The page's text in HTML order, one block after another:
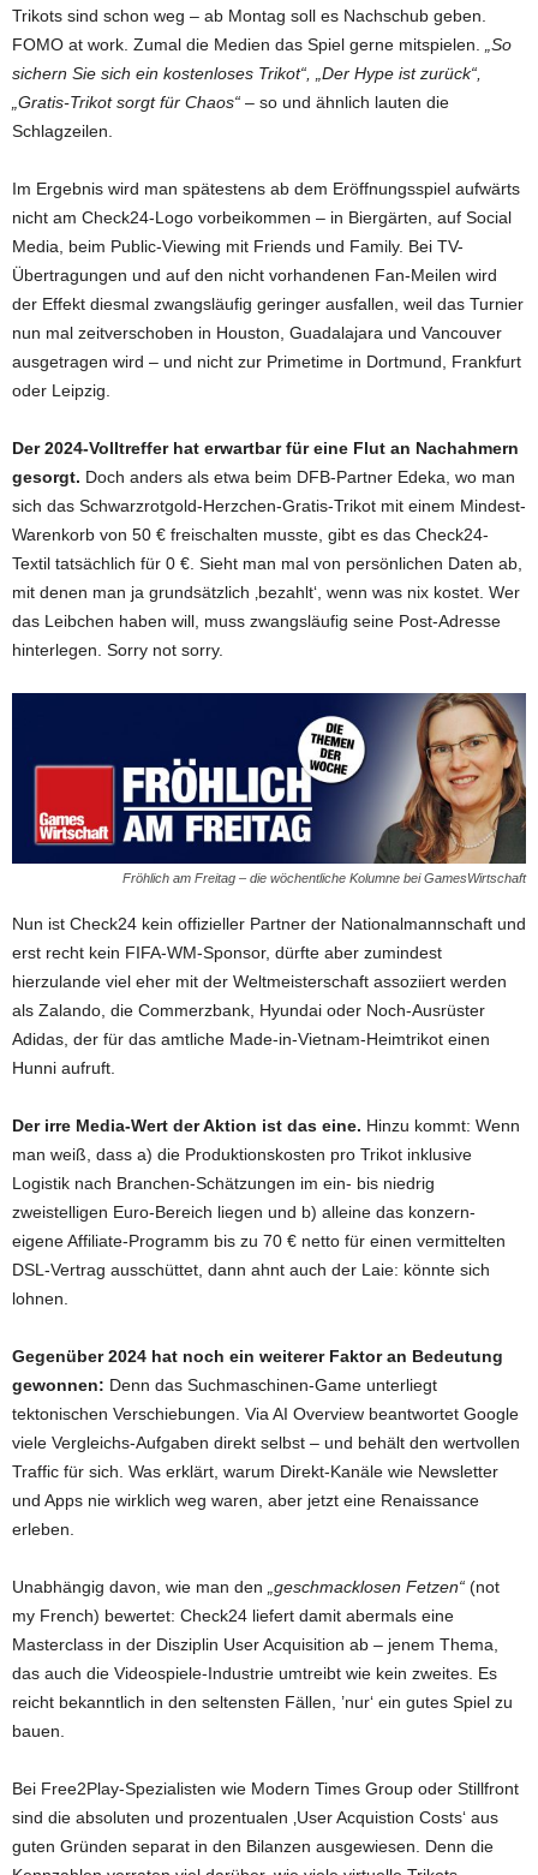
Trikots sind schon weg – ab Montag soll es Nachschub geben.
FOMO at work. Zumal die Medien das Spiel gerne mitspielen.
„So
sichern Sie sich ein kostenloses Trikot“, „Der Hype ist zurück“,
„Gratis-Trikot sorgt für Chaos“ – so und ähnlich lauten die
Schlagzeilen.
Im Ergebnis wird man spätestens ab dem Eröffnungsspiel aufwärts
nicht am Check24-Logo vorbeikommen – in Biergärten, auf Social
Media, beim Public-Viewing mit Friends und Family. Bei TV-
Übertragungen und auf den nicht vorhandenen Fan-Meilen wird
der Effekt diesmal zwangsläufig geringer ausfallen, weil das Turnier
nun mal zeitverschoben in Houston, Guadalajara und Vancouver
ausgetragen wird – und nicht zur Primetime in Dortmund, Frankfurt
oder Leipzig.
Der 2024-Volltreffer hat erwartbar für eine Flut an Nachahmern
gesorgt. Doch anders als etwa beim DFB-Partner Edeka, wo man
sich das Schwarzrotgold-Herzchen-Gratis-Trikot mit einem Mindest-
Warenkorb von 50 € freischalten musste, gibt es das Check24-
Textil tatsächlich für 0 €. Sieht man mal von persönlichen Daten ab,
mit denen man ja grundsätzlich ‚bezahlt‘, wenn was nix kostet. Wer
das Leibchen haben will, muss zwangsläufig seine Post-Adresse
hinterlegen. Sorry not sorry.
Fröhlich am Freitag – die wöchentliche Kolumne bei GamesWirtschaft
Nun ist Check24 kein offizieller Partner der Nationalmannschaft und
erst recht kein FIFA-WM-Sponsor, dürfte aber zumindest
hierzulande viel eher mit der Weltmeisterschaft assoziiert werden
als Zalando, die Commerzbank, Hyundai oder Noch-Ausrüster
Adidas, der für das amtliche Made-in-Vietnam-Heimtrikot einen
Hunni aufruft.
Der irre Media-Wert der Aktion ist das eine. Hinzu kommt: Wenn
man weiß, dass a) die Produktionskosten pro Trikot inklusive
Logistik nach Branchen-Schätzungen im ein- bis niedrig
zweistelligen Euro-Bereich liegen und b) alleine das konzern-
eigene Affiliate-Programm bis zu 70 € netto für einen vermittelten
DSL-Vertrag ausschüttet, dann ahnt auch der Laie: könnte sich
lohnen.
Gegenüber 2024 hat noch ein weiterer Faktor an Bedeutung
gewonnen: Denn das Suchmaschinen-Game unterliegt
tektonischen Verschiebungen. Via AI Overview beantwortet Google
viele Vergleichs-Aufgaben direkt selbst – und behält den wertvollen
Traffic für sich. Was erklärt, warum Direkt-Kanäle wie Newsletter
und Apps nie wirklich weg waren, aber jetzt eine Renaissance
erleben.
Unabhängig davon, wie man den „geschmacklosen Fetzen“ (not
my French) bewertet: Check24 liefert damit abermals eine
Masterclass in der Disziplin User Acquisition ab – jenem Thema,
das auch die Videospiele-Industrie umtreibt wie kein zweites. Es
reicht bekanntlich in den seltensten Fällen, ’nur‘ ein gutes Spiel zu
bauen.
Bei Free2Play-Spezialisten wie Modern Times Group oder Stillfront
sind die absoluten und prozentualen ‚User Acquistion Costs‘ aus
guten Gründen separat in den Bilanzen ausgewiesen. Denn die